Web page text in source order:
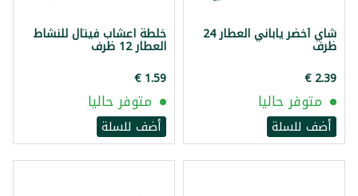
شاي أخضر ياباني العطار 24
ظرف
متوفر حاليا
أضف للسلة
خلطة اعشاب فيتال للنشاط
العطار 12 ظرف
متوفر حاليا
أضف للسلة